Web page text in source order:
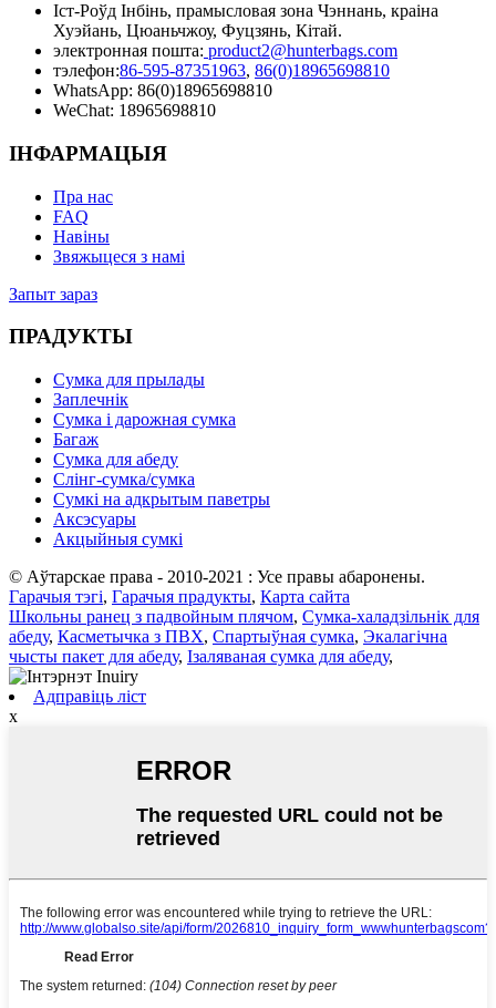
Іст-Роўд Інбінь, прамысловая зона Чэннань, краіна
Хуэйань, Цюаньчжоу, Фуцзянь, Кітай.
электронная пошта: product2@hunterbags.com
тэлефон:86-595-87351963, 86(0)18965698810
WhatsApp: 86(0)18965698810
WeChat: 18965698810
ІНФАРМАЦЫЯ
Пра нас
FAQ
Навіны
Звяжыцеся з намі
Запыт зараз
ПРАДУКТЫ
Сумка для прылады
Заплечнік
Сумка і дарожная сумка
Багаж
Сумка для абеду
Слінг-сумка/сумка
Сумкі на адкрытым паветры
Аксэсуары
Акцыйныя сумкі
© Аўтарскае права - 2010-2021 : Усе правы абаронены.
Гарачыя тэгі, Гарачыя прадукты, Карта сайта
Школьны ранец з падвойным плячом, Сумка-халадзільнік для
абеду, Касметычка з ПВХ, Спартыўная сумка, Экалагічна
чысты пакет для абеду, Ізаляваная сумка для абеду,
Адправіць ліст
x